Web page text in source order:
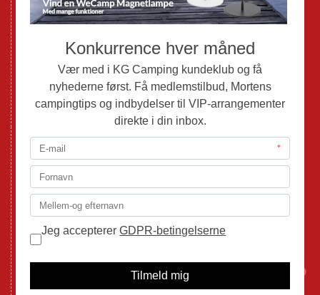
Brugte Autocampere og Vans
Værksted
Mortens Campingtips
KG Camping Kundeklub
Adria
Adria Vans
Adria Autocampere
Eriba
Fendt
Hobby